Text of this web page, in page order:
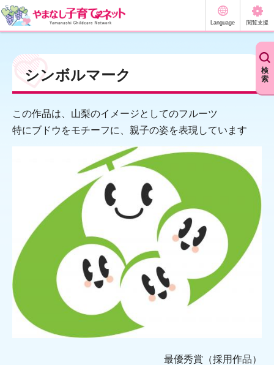
やまなし子育てネット
Language 閲覧支援
検
索
シンボルマーク
この作品は、山梨のイメージとしてのフルーツ
特にブドウをモチーフに、親子の姿を表現しています
最優秀賞（採用作品）